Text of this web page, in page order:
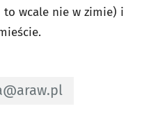
to wcale nie w zimie) i
do redaktor - Beata